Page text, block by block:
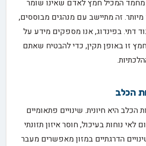
מחמד המכיל חמץ לאדם שאינו שומר
מיותר. זה מתיישב עם מנהגים מבוססים,
דתי. בפינדוג, אנו מספקים מידע על
זו באופן תקין, כדי להבטיח שאתם
הכלב
הכלב היא חיונית. שינויים פתאומיים
לאי נוחות בעיכול, חוסר איזון תזונתי
הדרגתיים במזון מאפשרים מעבר